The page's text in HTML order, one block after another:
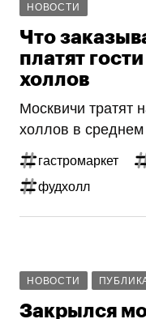
НОВОСТИ
Что
платят
холлов
Москвичи тратят
холлов в
гастромаркет
фудхолл
НОВОСТИ
Закрылся